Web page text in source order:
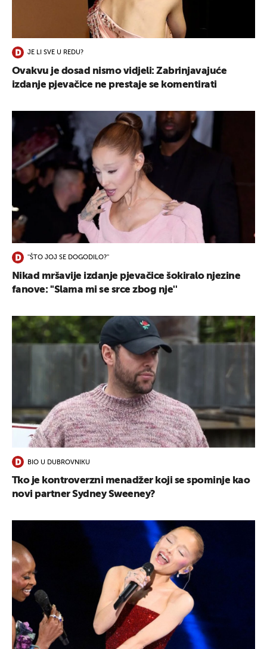
JE LI SVE U REDU?
Ovakvu je dosad nismo vidjeli: Zabrinjavajuće
izdanje pjevačice ne prestaje se komentirati
''ŠTO JOJ SE DOGODILO?''
Nikad mršavije izdanje pjevačice šokiralo njezine
fanove: ''Slama mi se srce zbog nje''
BIO U DUBROVNIKU
Tko je kontroverzni menadžer koji se spominje kao
novi partner Sydney Sweeney?
UKLJUČITE NOTIFIKACIJE